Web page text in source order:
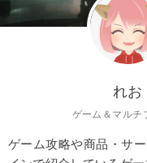
れお
ゲーム＆マルチ
ゲーム攻略や商品・サ